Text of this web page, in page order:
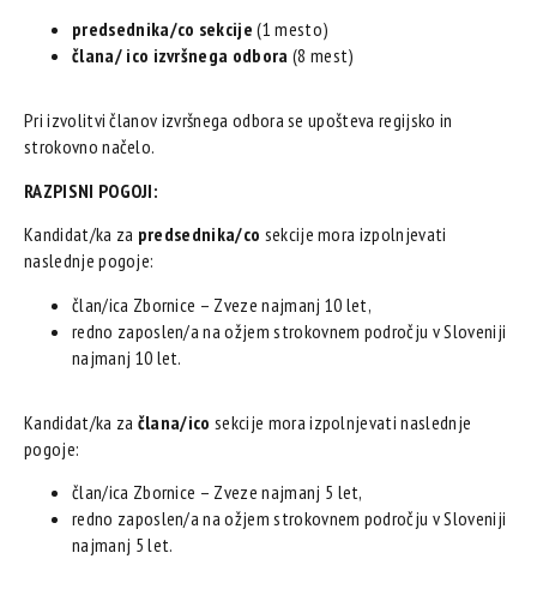
predsednika/co sekcije(1 mesto)
člana/ ico izvršnega odbora (8 mest)
Pri izvolitvi članov izvršnega odbora se upošteva regijsko in
strokovno načelo.
RAZPISNI POGOJI:
Kandidat/ka za predsednika/co sekcije mora izpolnjevati
naslednje pogoje:
član/ica Zbornice – Zveze najmanj 10 let,
redno zaposlen/a na ožjem strokovnem področju v Sloveniji
najmanj 10 let.
Kandidat/ka za člana/ico sekcije mora izpolnjevati naslednje
pogoje:
član/ica Zbornice – Zveze najmanj 5 let,
redno zaposlen/a na ožjem strokovnem področju v Sloveniji
najmanj 5 let.